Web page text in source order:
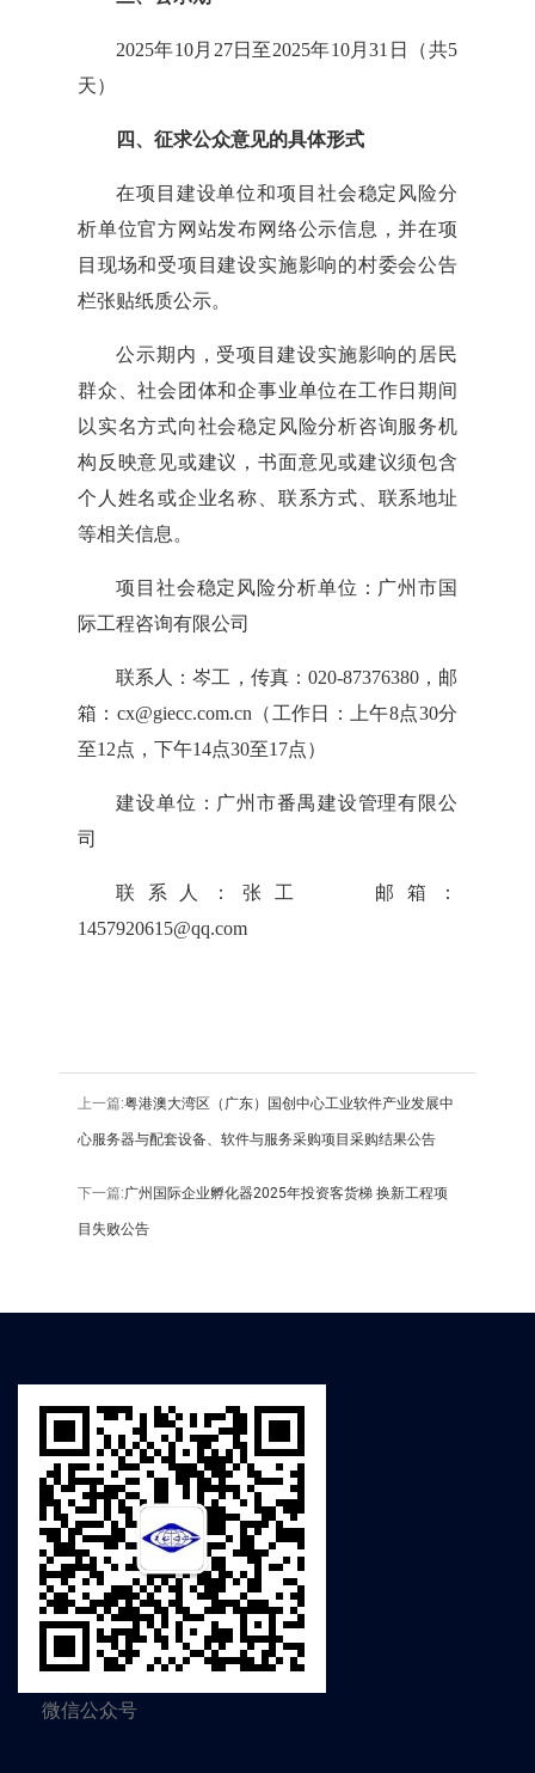
2025年10月27日至2025年10月31日（共5
天）
四、征求公众意见的具体形式
在项目建设单位和项目社会稳定风险分
析单位官方网站发布网络公示信息，并在项
目现场和受项目建设实施影响的村委会公告
栏张贴纸质公示。
公示期内，受项目建设实施影响的居民
群众、社会团体和企事业单位在工作日期间
以实名方式向社会稳定风险分析咨询服务机
构反映意见或建议，书面意见或建议须包含
个人姓名或企业名称、联系方式、联系地址
等相关信息。
项目社会稳定风险分析单位：广州市国
际工程咨询有限公司
联系人：岑工，传真：020-87376380，邮
箱：cx@giecc.com.cn（工作日：上午8点30分
至12点，下午14点30至17点）
建设单位：广州市番禺建设管理有限公
司
联系人：张工    邮箱：
1457920615@qq.com
上一篇:粤港澳大湾区（广东）国创中心工业软件产业发展中
心服务器与配套设备、软件与服务采购项目采购结果公告
下一篇:广州国际企业孵化器2025年投资客货梯 换新工程项
目失败公告
微信公众号